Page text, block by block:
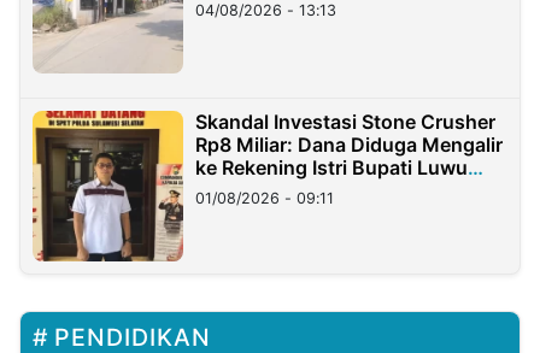
04/08/2026 - 13:13
Skandal Investasi Stone Crusher
Rp8 Miliar: Dana Diduga Mengalir
ke Rekening Istri Bupati Luwu
Timur
01/08/2026 - 09:11
PENDIDIKAN